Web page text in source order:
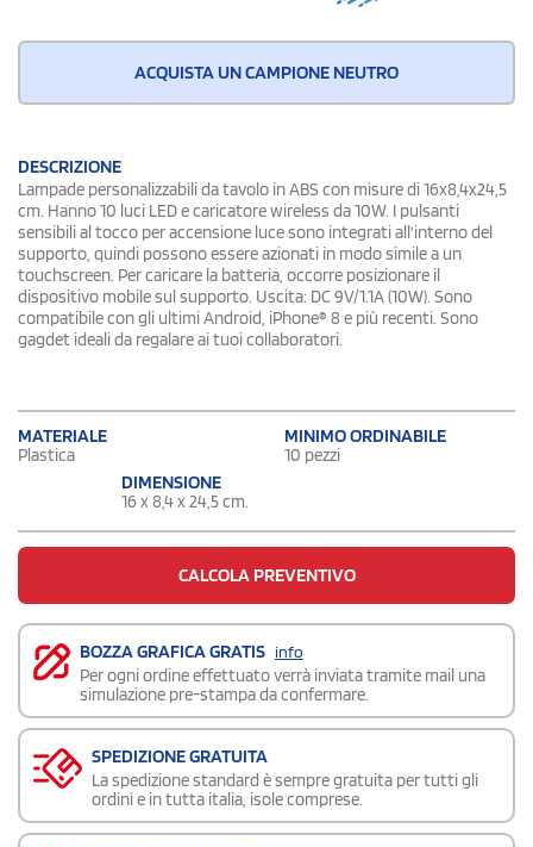
ACQUISTA UN CAMPIONE NEUTRO
DESCRIZIONE
Lampade personalizzabili da tavolo in ABS con misure di 16x8,4x24,5
cm. Hanno 10 luci LED e caricatore wireless da 10W. I pulsanti
sensibili al tocco per accensione luce sono integrati all'interno del
supporto, quindi possono essere azionati in modo simile a un
touchscreen. Per caricare la batteria, occorre posizionare il
dispositivo mobile sul supporto. Uscita: DC 9V/1.1A (10W). Sono
compatibile con gli ultimi Android, iPhone® 8 e più recenti. Sono
gagdet ideali da regalare ai tuoi collaboratori.
MATERIALE
Plastica
MINIMO ORDINABILE
10 pezzi
DIMENSIONE
16 x 8,4 x 24,5 cm.
CALCOLA PREVENTIVO
BOZZA GRAFICA GRATIS info
Per ogni ordine effettuato verrà inviata tramite mail una
simulazione pre-stampa da confermare.
SPEDIZIONE GRATUITA
La spedizione standard è sempre gratuita per tutti gli
ordini e in tutta italia, isole comprese.